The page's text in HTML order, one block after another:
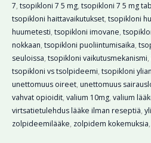
7, tsopikloni 7 5 mg, tsopikloni 7 5 mg
tsopikloni haittavaikutukset, tsopikloni
huumetesti, tsopikloni imovane,
nokkaan, tsopikloni puoliintumisaika,
seuloissa, tsopikloni vaikutusmekanismi,
tsopikloni vs tsolpideemi, tsopikloni
unettomuus oireet, unettomuus
vahvat opioidit, valium 10mg, valium
virtsatietulehdus lääke ilman reseptiä,
zolpideemilääke, zolpidem kokemuksia,